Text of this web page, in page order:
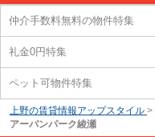
仲介手数料無料の物件特集
礼金0円特集
ペット可物件特集
上野の賃貸情報アップスタイル >
アーバンパーク綾瀬